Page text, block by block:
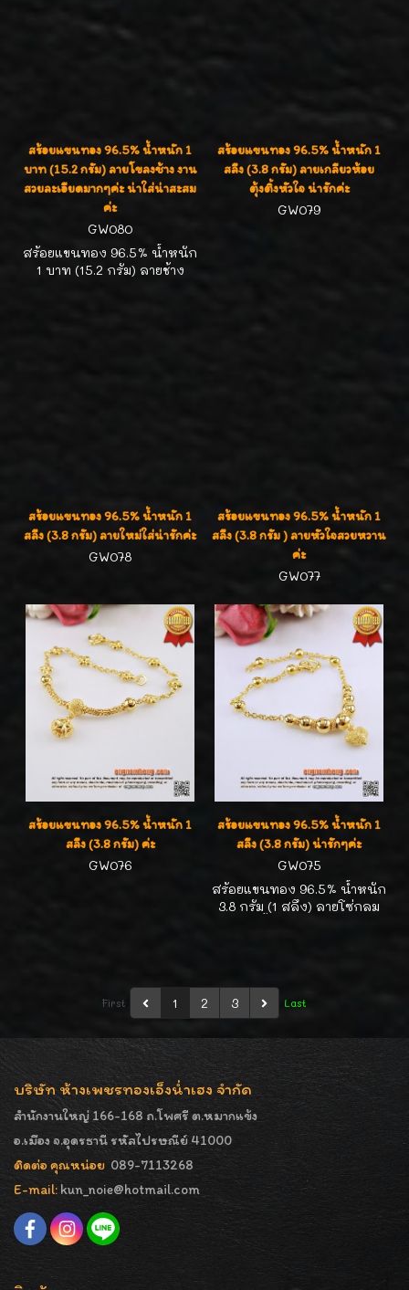
สร้อยแขนทอง 96.5% น้ำหนัก 1
บาท (15.2 กรัม) ลายโขลงช้าง งาน
สวยละเอียดมากๆค่ะ น่าใส่น่าสะสม
ค่ะ
GW080
สร้อยแขนทอง 96.5% น้ำหนัก
1 บาท (15.2 กรัม) ลายช้าง
สร้อยแขนทอง 96.5% น้ำหนัก 1
สลึง (3.8 กรัม) ลายเกลียวห้อย
ตุ้งติ้งหัวใจ น่ารักค่ะ
GW079
สร้อยแขนทอง 96.5% น้ำหนัก 1
สลึง (3.8 กรัม) ลายใหม่ใส่น่ารักค่ะ
GW078
สร้อยแขนทอง 96.5% น้ำหนัก 1
สลึง (3.8 กรัม ) ลายหัวใจสวยหวาน
ค่ะ
GW077
สร้อยแขนทอง 96.5% น้ำหนัก 1
สลึง (3.8 กรัม) ค่ะ
GW076
สร้อยแขนทอง 96.5% น้ำหนัก 1
สลึง (3.8 กรัม) น่ารักๆค่ะ
GW075
สร้อยแขนทอง 96.5% น้ำหนัก
3.8 กรัม (1 สลึง) ลายโซ่กลม
First 1 2 3 Last
บริษัท ห้างเพชรทองเอ็งน่ำเฮง จำกัด
สำนักงานใหญ่ 166-168 ถ.โพศรี ต.หมากแข้ง
อ.เมือง จ.อุดรธานี รหัสไปรษณีย์ 41000
ติดต่อ คุณหน่อย 089-7113268
E-mail: kun_noie@hotmail.com